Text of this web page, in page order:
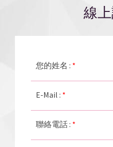
線
您的姓名 : *
E-Mail : *
聯絡電話 : *